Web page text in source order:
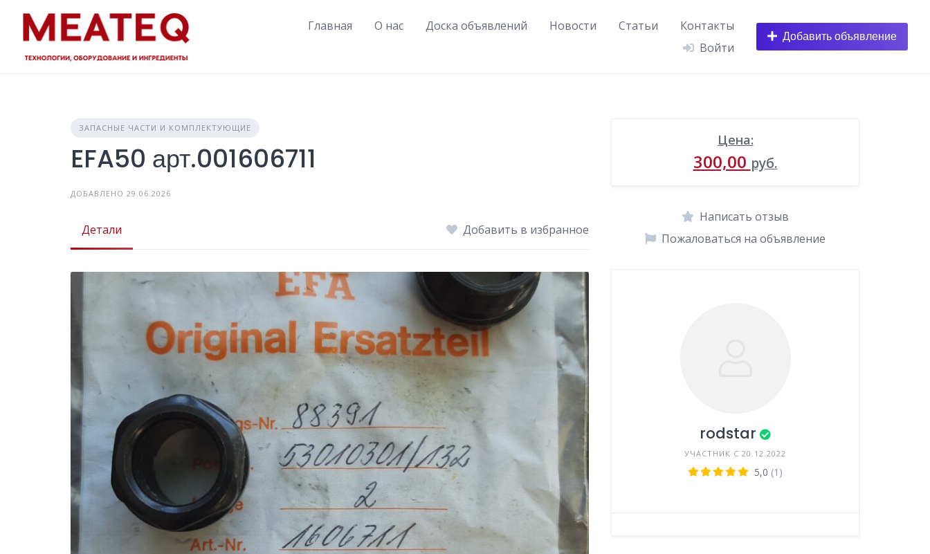
content
Главная О нас Доска объявлений Новости Статьи
Контакты
Войти
Добавить объявление
ЗАПАСНЫЕ ЧАСТИ И КОМПЛЕКТУЮЩИЕ
EFA50 арт.001606711
ДОБАВЛЕНО 29.06.2026
Детали Добавить в избранное
Цена:
300,00 руб.
Написать отзыв
Пожаловаться на объявление
rodstar
УЧАСТНИК С 20.12.2022
5,0 (1)